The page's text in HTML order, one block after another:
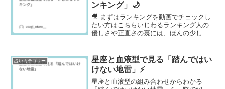
ンキング」🌙
🎥 まずはランキングを動画でチェックし
たい方はこちらいじわるランキング人の
優しさや正直さの裏には、ほんの少し
「いじわるランキング」をまとめまし
た。あくまでエンタメと...
占いカテゴリー
星座と血液型で見る「踏んではい
けない地雷」⚡
星座と血液型の組み合わせからわかる